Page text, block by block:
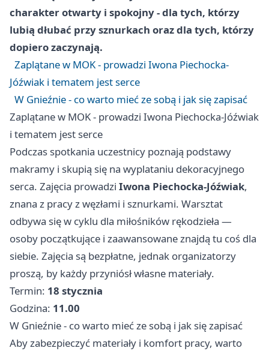
charakter otwarty i spokojny - dla tych, którzy
lubią dłubać przy sznurkach oraz dla tych, którzy
dopiero zaczynają.
Zaplątane w MOK - prowadzi Iwona Piechocka-
Jóźwiak i tematem jest serce
W Gnieźnie - co warto mieć ze sobą i jak się zapisać
Zaplątane w MOK - prowadzi Iwona Piechocka-Jóźwiak
i tematem jest serce
Podczas spotkania uczestnicy poznają podstawy
makramy i skupią się na wyplataniu dekoracyjnego
serca. Zajęcia prowadzi Iwona Piechocka-Jóźwiak,
znana z pracy z węzłami i sznurkami. Warsztat
odbywa się w cyklu dla miłośników rękodzieła —
osoby początkujące i zaawansowane znajdą tu coś dla
siebie. Zajęcia są bezpłatne, jednak organizatorzy
proszą, by każdy przyniósł własne materiały.
Termin: 18 stycznia
Godzina: 11.00
W Gnieźnie - co warto mieć ze sobą i jak się zapisać
Aby zabezpieczyć materiały i komfort pracy, warto